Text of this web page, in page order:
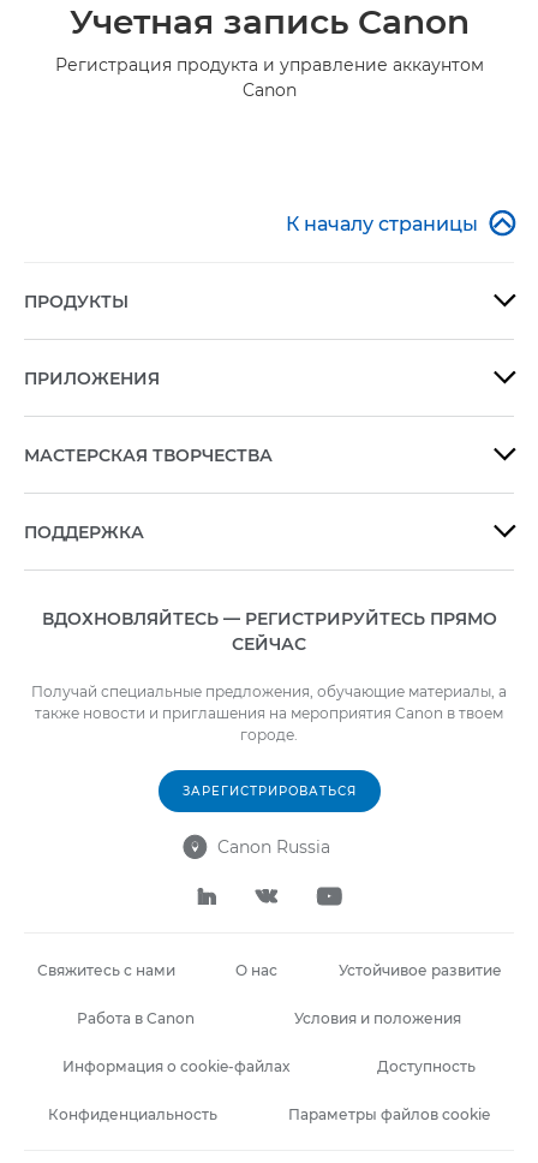
Учетная запись Canon
Регистрация продукта и управление аккаунтом
Canon
К началу страницы 
ПРОДУКТЫ 
ПРИЛОЖЕНИЯ 
МАСТЕРСКАЯ ТВОРЧЕСТВА 
ПОДДЕРЖКА 
ВДОХНОВЛЯЙТЕСЬ — РЕГИСТРИРУЙТЕСЬ ПРЯМО
СЕЙЧАС
Получай специальные предложения, обучающие материалы, а
также новости и приглашения на мероприятия Canon в твоем
городе.
ЗАРЕГИСТРИРОВАТЬСЯ
 Canon Russia
  
Свяжитесь с нами О нас Устойчивое развитие
Работа в Canon Условия и положения
Информация о cookie-файлах Доступность
Конфиденциальность Параметры файлов cookie